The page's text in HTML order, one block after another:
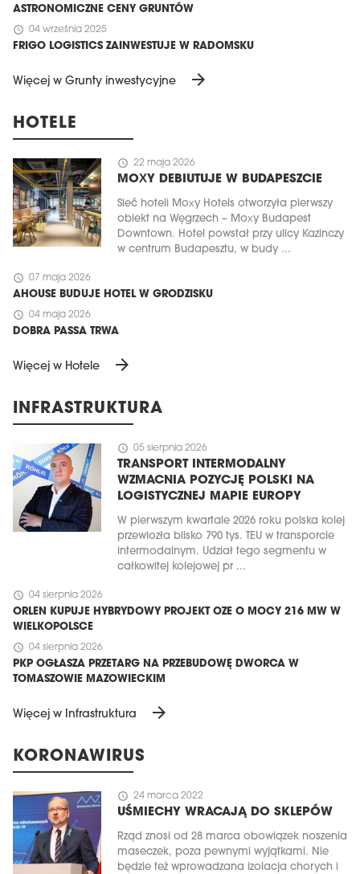
ASTRONOMICZNE CENY GRUNTÓW
schedule 04 września 2025
FRIGO LOGISTICS ZAINWESTUJE W RADOMSKU
Więcej w Grunty inwestycyjne arrow_forward
HOTELE
schedule 22 maja 2026
MOXY DEBIUTUJE W BUDAPESZCIE
Sieć hoteli Moxy Hotels otworzyła pierwszy
obiekt na Węgrzech – Moxy Budapest
Downtown. Hotel powstał przy ulicy Kazinczy
w centrum Budapesztu, w budy ...
schedule 07 maja 2026
AHOUSE BUDUJE HOTEL W GRODZISKU
schedule 04 maja 2026
DOBRA PASSA TRWA
Więcej w Hotele arrow_forward
INFRASTRUKTURA
schedule 05 sierpnia 2026
TRANSPORT INTERMODALNY
WZMACNIA POZYCJĘ POLSKI NA
LOGISTYCZNEJ MAPIE EUROPY
W pierwszym kwartale 2026 roku polska kolej
przewiozła blisko 790 tys. TEU w transporcie
intermodalnym. Udział tego segmentu w
całkowitej kolejowej pr ...
schedule 04 sierpnia 2026
ORLEN KUPUJE HYBRYDOWY PROJEKT OZE O MOCY 216 MW W
WIELKOPOLSCE
schedule 04 sierpnia 2026
PKP OGŁASZA PRZETARG NA PRZEBUDOWĘ DWORCA W
TOMASZOWIE MAZOWIECKIM
Więcej w Infrastruktura arrow_forward
KORONAWIRUS
schedule 24 marca 2022
UŚMIECHY WRACAJĄ DO SKLEPÓW
Rząd znosi od 28 marca obowiązek noszenia
maseczek, poza pewnymi wyjątkami. Nie
będzie też wprowadzana izolacja chorych i